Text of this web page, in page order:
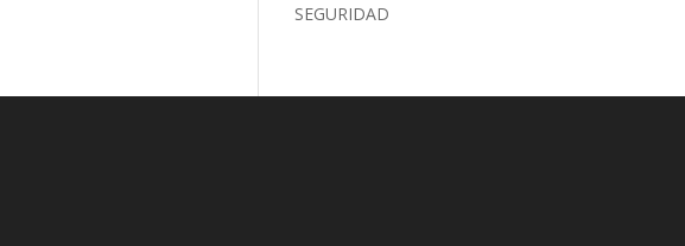
SEGURIDAD